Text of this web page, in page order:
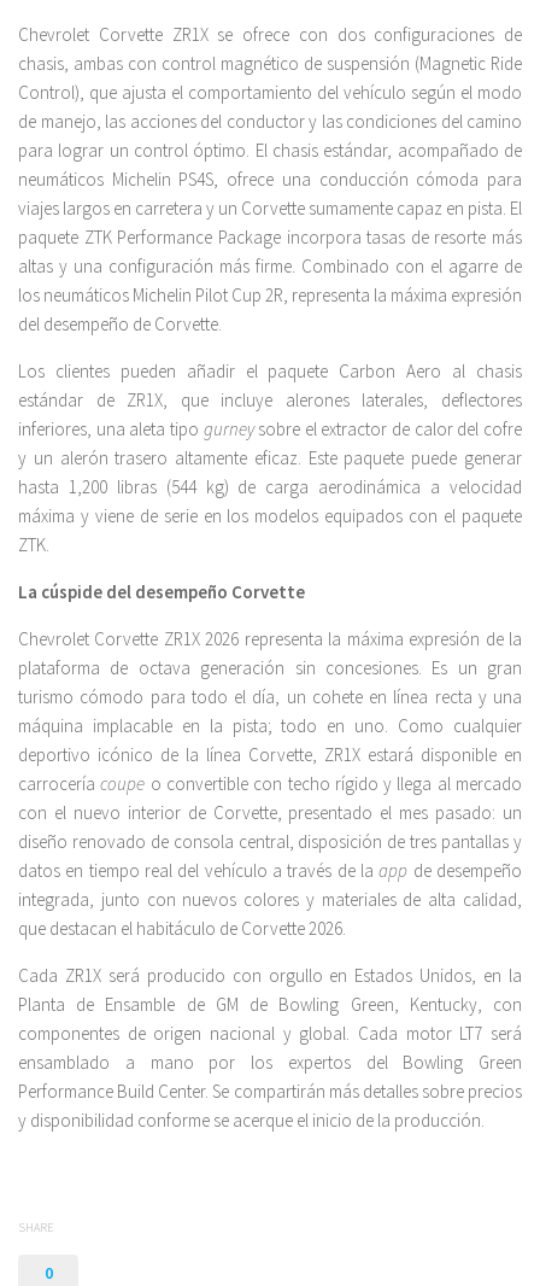
Chevrolet Corvette ZR1X se ofrece con dos configuraciones de
chasis, ambas con control magnético de suspensión (Magnetic Ride
Control), que ajusta el comportamiento del vehículo según el modo
de manejo, las acciones del conductor y las condiciones del camino
para lograr un control óptimo. El chasis estándar, acompañado de
neumáticos Michelin PS4S, ofrece una conducción cómoda para
viajes largos en carretera y un Corvette sumamente capaz en pista. El
paquete ZTK Performance Package incorpora tasas de resorte más
altas y una configuración más firme. Combinado con el agarre de
los neumáticos Michelin Pilot Cup 2R, representa la máxima expresión
del desempeño de Corvette.
Los clientes pueden añadir el paquete Carbon Aero al chasis
estándar de ZR1X, que incluye alerones laterales, deflectores
inferiores, una aleta tipo gurneysobre el extractor de calor del cofre
y un alerón trasero altamente eficaz. Este paquete puede generar
hasta 1,200 libras (544 kg) de carga aerodinámica a velocidad
máxima y viene de serie en los modelos equipados con el paquete
ZTK.
La cúspide del desempeño Corvette
Chevrolet Corvette ZR1X 2026 representa la máxima expresión de la
plataforma de octava generación sin concesiones. Es un gran
turismo cómodo para todo el día, un cohete en línea recta y una
máquina implacable en la pista; todo en uno. Como cualquier
deportivo icónico de la línea Corvette, ZR1X estará disponible en
carroceríacoupe o convertible con techo rígido y llega al mercado
con el nuevo interior de Corvette, presentado el mes pasado: un
diseño renovado de consola central, disposición de tres pantallas y
datos en tiempo real del vehículo a través de laapp de desempeño
integrada, junto con nuevos colores y materiales de alta calidad,
que destacan el habitáculo de Corvette 2026.
Cada ZR1X será producido con orgullo en Estados Unidos, en la
Planta de Ensamble de GM de Bowling Green, Kentucky, con
componentes de origen nacional y global. Cada motor LT7 será
ensamblado a mano por los expertos del Bowling Green
Performance Build Center. Se compartirán más detalles sobre precios
y disponibilidad conforme se acerque el inicio de la producción.
SHARE
0